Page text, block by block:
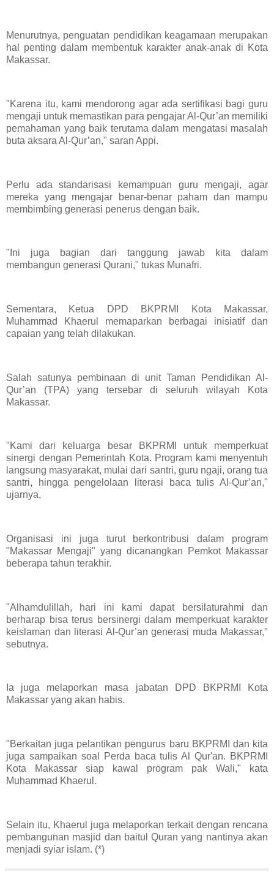
Menurutnya, penguatan pendidikan keagamaan merupakan
hal penting dalam membentuk karakter anak-anak di Kota
Makassar.
"Karena itu, kami mendorong agar ada sertifikasi bagi guru
mengaji untuk memastikan para pengajar Al-Qur’an memiliki
pemahaman yang baik terutama dalam mengatasi masalah
buta aksara Al-Qur’an," saran Appi.
Perlu ada standarisasi kemampuan guru mengaji, agar
mereka yang mengajar benar-benar paham dan mampu
membimbing generasi penerus dengan baik.
"Ini juga bagian dari tanggung jawab kita dalam
membangun generasi Qurani," tukas Munafri.
Sementara, Ketua DPD BKPRMI Kota Makassar,
Muhammad Khaerul memaparkan berbagai inisiatif dan
capaian yang telah dilakukan.
Salah satunya pembinaan di unit Taman Pendidikan Al-
Qur’an (TPA) yang tersebar di seluruh wilayah Kota
Makassar.
"Kami dari keluarga besar BKPRMI untuk memperkuat
sinergi dengan Pemerintah Kota. Program kami menyentuh
langsung masyarakat, mulai dari santri, guru ngaji, orang tua
santri, hingga pengelolaan literasi baca tulis Al-Qur’an,"
ujarnya,
Organisasi ini juga turut berkontribusi dalam program
"Makassar Mengaji" yang dicanangkan Pemkot Makassar
beberapa tahun terakhir.
"Alhamdulillah, hari ini kami dapat bersilaturahmi dan
berharap bisa terus bersinergi dalam memperkuat karakter
keislaman dan literasi Al-Qur’an generasi muda Makassar,"
sebutnya.
Ia juga melaporkan masa jabatan DPD BKPRMI Kota
Makassar yang akan habis.
"Berkaitan juga pelantikan pengurus baru BKPRMI dan kita
juga sampaikan soal Perda baca tulis Al Qur'an. BKPRMI
Kota Makassar siap kawal program pak Wali," kata
Muhammad Khaerul.
Selain itu, Khaerul juga melaporkan terkait dengan rencana
pembangunan masjid dan baitul Quran yang nantinya akan
menjadi syiar islam. (*)